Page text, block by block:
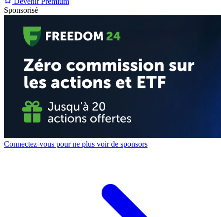
Sponsorisé
Connectez-vous pour ne plus voir de sponsors